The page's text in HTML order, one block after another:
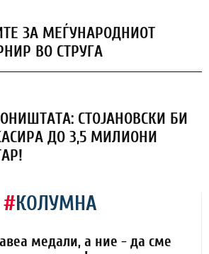
ЗА МЕЃУНАРОДНИОТ
ВО СТРУГА
СТОЈАНОВСКИ БИ
ДО 3,5 МИЛИОНИ
#КОЛУМНА
медали, а ние - да сме